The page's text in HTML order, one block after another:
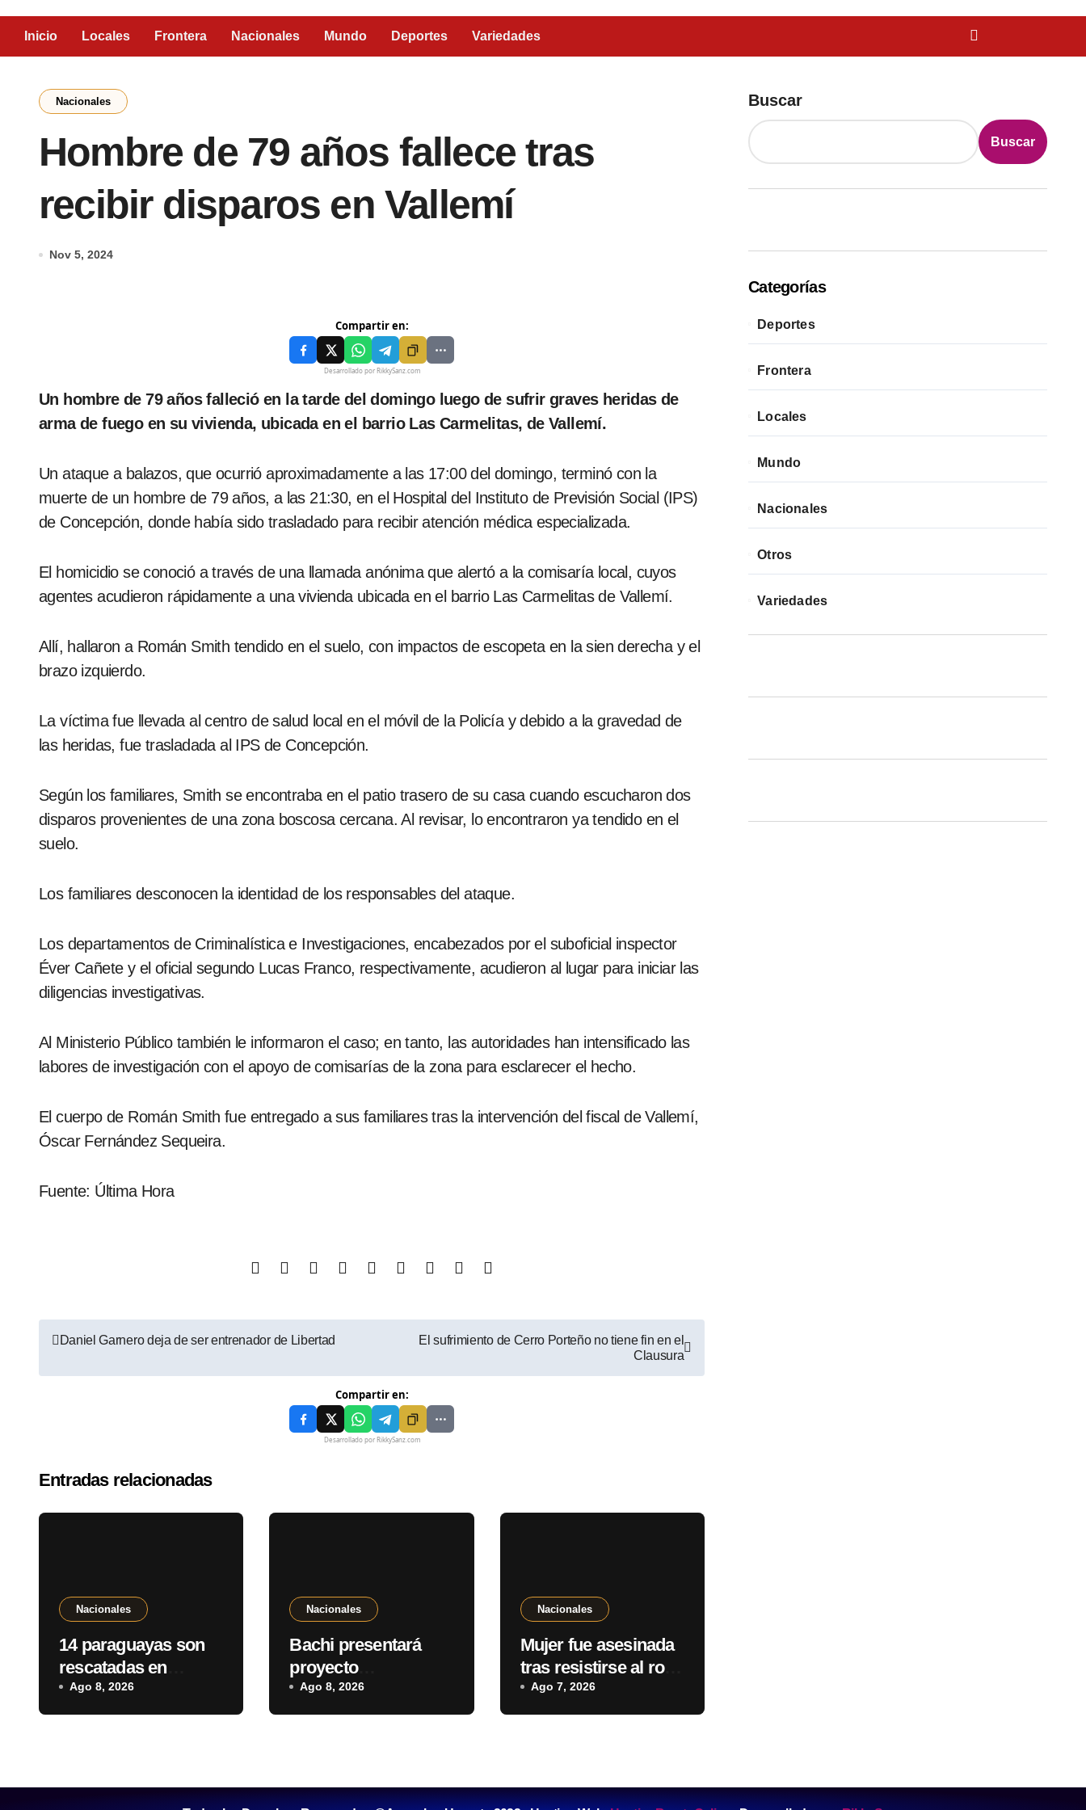
Inicio Locales Frontera Nacionales Mundo Deportes Variedades
Nacionales
Hombre de 79 años fallece tras
recibir disparos en Vallemí
Nov 5, 2024
Compartir en:
Desarrollado por RikkySanz.com
Un hombre de 79 años falleció en la tarde del domingo luego de sufrir graves heridas de
arma de fuego en su vivienda, ubicada en el barrio Las Carmelitas, de Vallemí.
Un ataque a balazos, que ocurrió aproximadamente a las 17:00 del domingo, terminó con la
muerte de un hombre de 79 años, a las 21:30, en el Hospital del Instituto de Previsión Social (IPS)
de Concepción, donde había sido trasladado para recibir atención médica especializada.
El homicidio se conoció a través de una llamada anónima que alertó a la comisaría local, cuyos
agentes acudieron rápidamente a una vivienda ubicada en el barrio Las Carmelitas de Vallemí.
Allí, hallaron a Román Smith tendido en el suelo, con impactos de escopeta en la sien derecha y el
brazo izquierdo.
La víctima fue llevada al centro de salud local en el móvil de la Policía y debido a la gravedad de
las heridas, fue trasladada al IPS de Concepción.
Según los familiares, Smith se encontraba en el patio trasero de su casa cuando escucharon dos
disparos provenientes de una zona boscosa cercana. Al revisar, lo encontraron ya tendido en el
suelo.
Los familiares desconocen la identidad de los responsables del ataque.
Los departamentos de Criminalística e Investigaciones, encabezados por el suboficial inspector
Éver Cañete y el oficial segundo Lucas Franco, respectivamente, acudieron al lugar para iniciar las
diligencias investigativas.
Al Ministerio Público también le informaron el caso; en tanto, las autoridades han intensificado las
labores de investigación con el apoyo de comisarías de la zona para esclarecer el hecho.
El cuerpo de Román Smith fue entregado a sus familiares tras la intervención del fiscal de Vallemí,
Óscar Fernández Sequeira.
Fuente: Última Hora
Daniel Garnero deja de ser entrenador de Libertad
El sufrimiento de Cerro Porteño no tiene fin en el
Clausura
Compartir en:
Desarrollado por RikkySanz.com
Entradas relacionadas
Nacionales
14 paraguayas son
rescatadas en
operativo antitrata
que deja dos
Ago 8, 2026
Nacionales
Bachi presentará
proyecto
“Antidespilfarro”
que prevé un
Ago 8, 2026
Nacionales
Mujer fue asesinada
tras resistirse al robo
de su motocicleta y
deja cuatro hijos
Ago 7, 2026
Buscar
Buscar
Categorías
Deportes
Frontera
Locales
Mundo
Nacionales
Otros
Variedades